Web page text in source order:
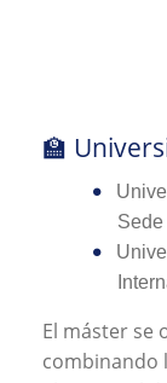
🏫
El máster se
combinando